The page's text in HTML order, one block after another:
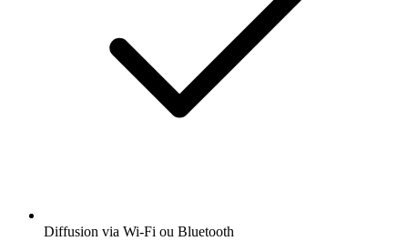
Diffusion via Wi-Fi ou Bluetooth